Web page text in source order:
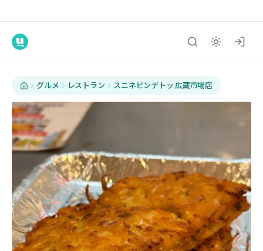
グルメ レストラン スニネピンデトッ 広蔵市場店